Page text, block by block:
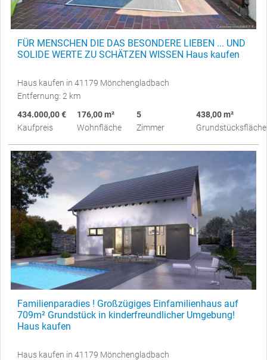
FÜR MENSCHEN DIE DAS BESONDERE LIEBEN ... UND
SOLIDE WERTE ZU SCHÄTZEN WISSEN Haus kaufen
Haus kaufen in 41179 Mönchengladbach
Entfernung: 2 km
434.000,00 €
Kaufpreis
176,00 m²
Wohnfläche
5
Zimmer
438,00 m²
Grundstücksfläche
Familienparadies ! Großzügiges Einfamilienhaus auf
709m² Grundstück in kinderfreundlicher Umgebung!
Haus kaufen
Haus kaufen in 41179 Mönchengladbach